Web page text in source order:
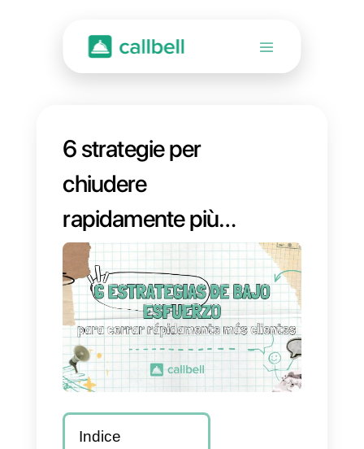
6 strategie per
chiudere
rapidamente più
vendite con il
minimo sforzo